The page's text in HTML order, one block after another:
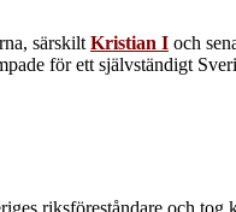
särskilt Kristian I och
för ett självständigt
riksföreståndare och